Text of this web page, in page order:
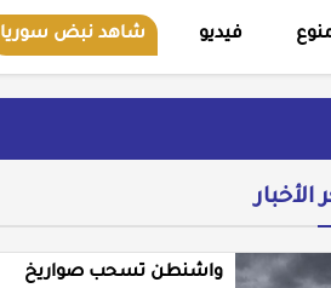
فيديو شاهد نبض سوريا
الأخبار
واشنطن تسحب صواريخ